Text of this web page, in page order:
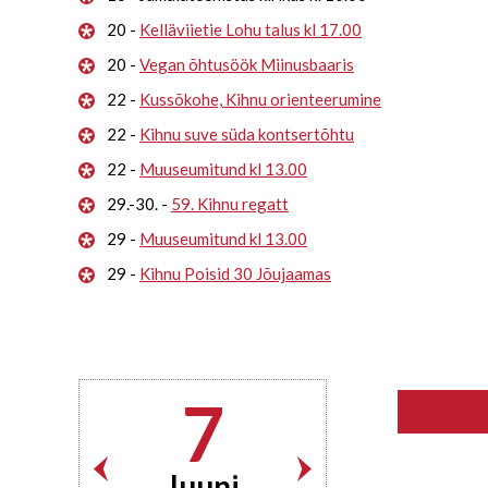
20 - Kelläviietie Lohu talus kl 17.00
20 - Vegan õhtusöök Miinusbaaris
22 - Kussõkohe, Kihnu orienteerumine
22 - Kihnu suve süda kontsertõhtu
22 - Muuseumitund kl 13.00
29.-30. - 59. Kihnu regatt
29 - Muuseumitund kl 13.00
29 - Kihnu Poisid 30 Jõujaamas
7